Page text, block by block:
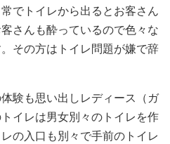
でトイレから出るとお客さん
さんも酔っているので色々な
その方はトイレ問題が嫌で辞
験も思い出しレディース（ガ
イレは男女別々のトイレを作
の入口も別々で手前のトイレ